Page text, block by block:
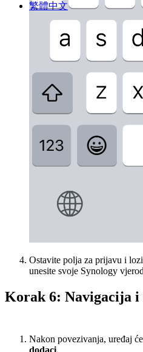
繁體中文
Ostavite polja za prijavu i
unesite svoje Synology
Korak 6: Navigacija
Nakon povezivanja, uređaj
dodaci.